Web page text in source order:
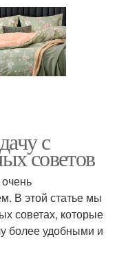
с
советов
В этой статье мы
советах, которые
более удобными и